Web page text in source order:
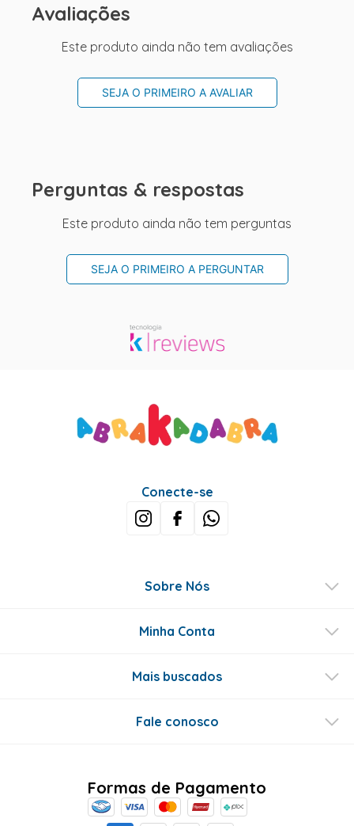
Avaliações
Este produto ainda não tem avaliações
SEJA O PRIMEIRO A AVALIAR
Perguntas & respostas
Este produto ainda não tem perguntas
SEJA O PRIMEIRO A PERGUNTAR
Conecte-se
Sobre Nós
Minha Conta
Mais buscados
Fale conosco
Formas de Pagamento